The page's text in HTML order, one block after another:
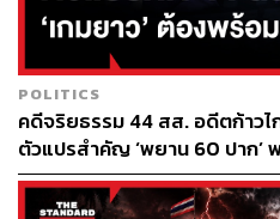
ใครคือตัวเต็งหัวหน้าพรร
ต่อไป)
The Guardian และ
สนับสนุนมากที่สุดจากพรรคเล
POLITICS
คดีจริยธรรม 44 สส. อดีตก้าวไก
ตัวแปรสำคัญ ‘พยาน 60 ปาก’